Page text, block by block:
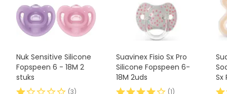
hebt over de veiligheid, aarzel dan niet om contact met
ons op te nemen. Als u wilt, kunt u het product ook
retourneren door onze algemene
voorwaarden te volgen
Nuk Sensitive Silicone
Fopspeen 6 - 18M 2
stuks
(3)
Suavinex Fisio Sx Pro
Silicone Fopspeen 6-
18M 2uds
(1)
Sx